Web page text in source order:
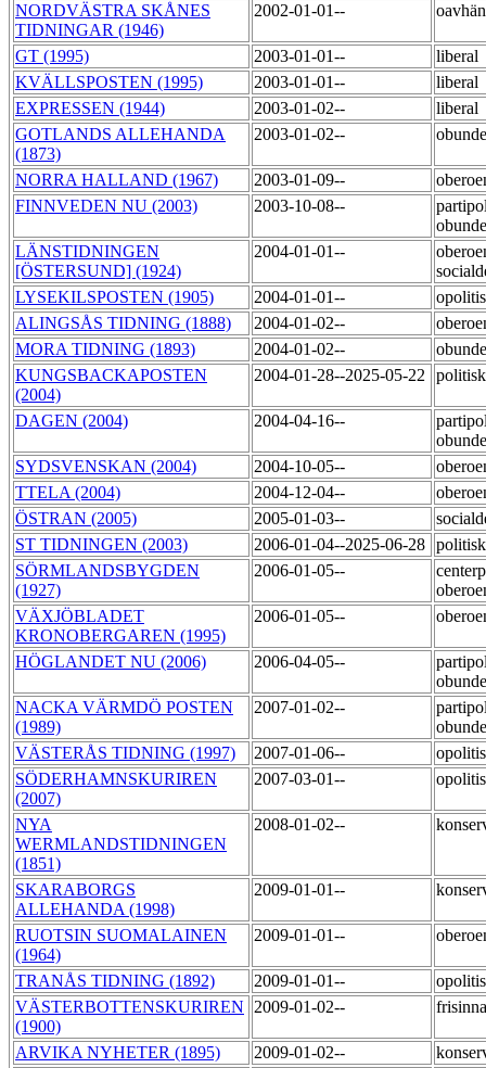
NORDVÄSTRA SKÅNES
TIDNINGAR (1946)
2002-01-01--
GT (1995) 2003-01-01--
liberal
KVÄLLSPOSTEN (1995)
2003-01-01--
liberal
EXPRESSEN (1944)
2003-01-02--
liberal
GOTLANDS ALLEHANDA
(1873)
2003-01-02--
NORRA HALLAND (1967) 2003-01-09--
FINNVEDEN NU (2003)
2003-10-08--
LÄNSTIDNINGEN
[ÖSTERSUND] (1924)
2004-01-01--
LYSEKILSPOSTEN (1905)
2004-01-01--
ALINGSÅS TIDNING (1888)
2004-01-02--
MORA TIDNING (1893)
2004-01-02--
KUNGSBACKAPOSTEN
(2004)
2004-01-28--2025-05-22
DAGEN (2004) 2004-04-16--
SYDSVENSKAN (2004)
2004-10-05--
TTELA (2004)
2004-12-04--
ÖSTRAN (2005)
2005-01-03--
ST TIDNINGEN (2003)
2006-01-04--2025-06-28
SÖRMLANDSBYGDEN
(1927)
2006-01-05--
VÄXJÖBLADET
KRONOBERGAREN (1995)
2006-01-05--
HÖGLANDET NU (2006) 2006-04-05--
NACKA VÄRMDÖ POSTEN
(1989)
2007-01-02--
VÄSTERÅS TIDNING (1997)
2007-01-06--
SÖDERHAMNSKURIREN
(2007)
2007-03-01--
NYA
WERMLANDSTIDNINGEN
(1851)
2008-01-02--
SKARABORGS
ALLEHANDA (1998)
2009-01-01--
RUOTSIN SUOMALAINEN
(1964)
2009-01-01--
TRANÅS TIDNING (1892) 2009-01-01--
VÄSTERBOTTENSKURIREN
(1900)
2009-01-02--
ARVIKA NYHETER (1895) 2009-01-02--